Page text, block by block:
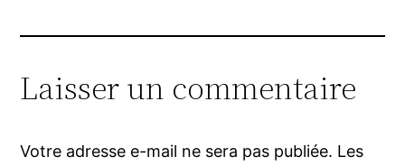
Laisser un commentaire
Votre adresse e-mail ne sera pas publiée. Les